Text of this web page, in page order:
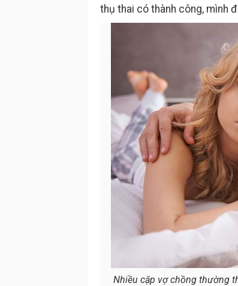
thụ thai có thành công, mình
Nhiều cặp vợ chồng thường